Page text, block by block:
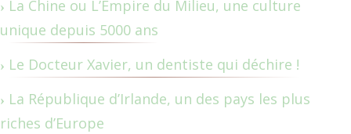
La Chine ou L’Empire du Milieu, une culture
unique depuis 5000 ans
Le Docteur Xavier, un dentiste qui déchire !
La République d’Irlande, un des pays les plus
riches d’Europe